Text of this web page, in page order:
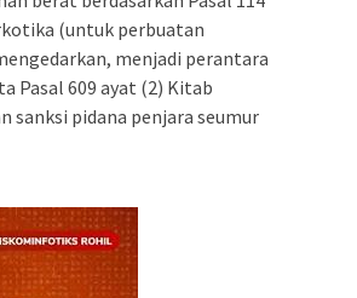
(untuk perbuatan
menjadi perantara
Pasal 609 ayat (2) Kitab
sanksi pidana penjara seumur